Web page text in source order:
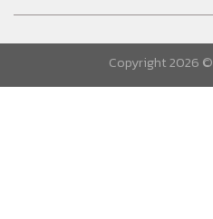
Copyright 2026 ©